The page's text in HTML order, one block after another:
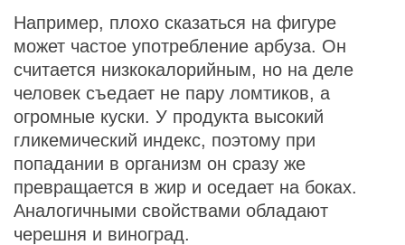
Например, плохо сказаться на фигуре
может частое употребление арбуза. Он
считается низкокалорийным, но на деле
человек съедает не пару ломтиков, а
огромные куски. У продукта высокий
гликемический индекс, поэтому при
попадании в организм он сразу же
превращается в жир и оседает на боках.
Аналогичными свойствами обладают
черешня и виноград.